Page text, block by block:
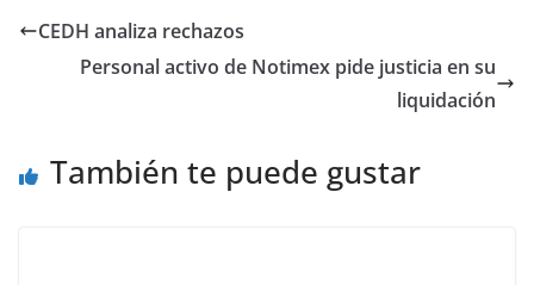
CEDH analiza rechazos
Personal activo de Notimex pide justicia en su
liquidación
También te puede gustar